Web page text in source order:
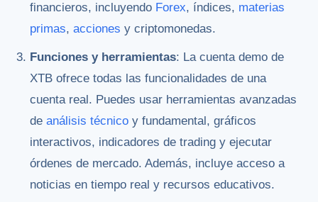
financieros, incluyendo Forex, índices, materias
primas,acciones y criptomonedas.
Funciones y herramientas: La cuenta demo de
XTB ofrece todas las funcionalidades de una
cuenta real. Puedes usar herramientas avanzadas
deanálisis técnico y fundamental, gráficos
interactivos, indicadores de trading y ejecutar
órdenes de mercado. Además, incluye acceso a
noticias en tiempo real y recursos educativos.